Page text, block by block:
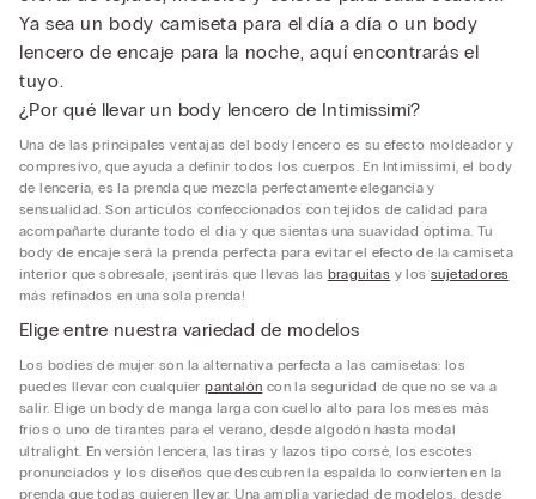
Ya sea un body camiseta para el día a día o un body
lencero de encaje para la noche, aquí encontrarás el
tuyo.
¿Por qué llevar un body lencero de Intimissimi?
Una de las principales ventajas del body lencero es su efecto moldeador y
compresivo, que ayuda a definir todos los cuerpos. En Intimissimi, el body
de lencería, es la prenda que mezcla perfectamente elegancia y
sensualidad. Son artículos confeccionados con tejidos de calidad para
acompañarte durante todo el día y que sientas una suavidad óptima. Tu
body de encaje será la prenda perfecta para evitar el efecto de la camiseta
interior que sobresale, ¡sentirás que llevas las braguitas y lossujetadores
más refinados en una sola prenda!
Elige entre nuestra variedad de modelos
Los bodies de mujer son la alternativa perfecta a las camisetas: los
puedes llevar con cualquierpantalón con la seguridad de que no se va a
salir. Elige un body de manga larga con cuello alto para los meses más
fríos o uno de tirantes para el verano, desde algodón hasta modal
ultralight. En versión lencera, las tiras y lazos tipo corsé, los escotes
pronunciados y los diseños que descubren la espalda lo convierten en la
prenda que todas quieren llevar. Una amplia variedad de modelos, desde